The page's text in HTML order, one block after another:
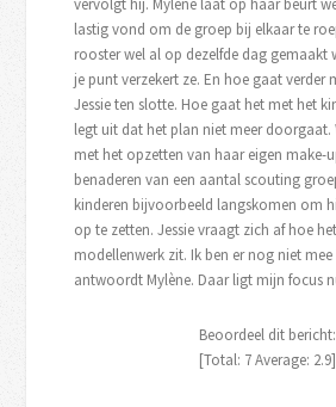
lastig vond om de groep bij elkaar te
rooster wel al op dezelfde dag gemaakt
je punt verzekert ze. En hoe gaat verder
Jessie ten slotte. Hoe gaat het met het
legt uit dat het plan niet meer doorgaat.
met het opzetten van haar eigen make-
benaderen van een aantal scouting
kinderen bijvoorbeeld langskomen om
op te zetten. Jessie vraagt zich af hoe
modellenwerk zit. Ik ben er nog niet mee
antwoordt Mylène. Daar ligt mijn focus
Beoordeel dit bericht:
[Total: 7Average: 2.9]